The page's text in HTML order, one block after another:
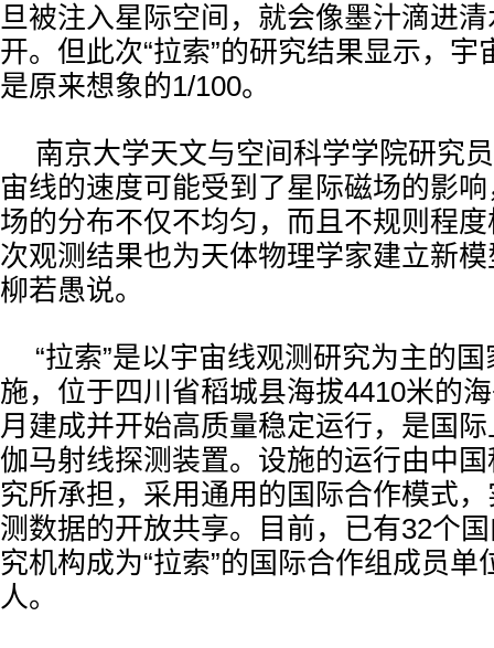
旦被注入星际空间，就会像墨汁滴进
开。但此次“拉索”的研究结果显示，宇
是原来想象的1/100。
南京大学天文与空间科学学院研究
宙线的速度可能受到了星际磁场的影
场的分布不仅不均匀，而且不规则程度
次观测结果也为天体物理学家建立新模
柳若愚说。
“拉索”是以宇宙线观测研究为主的
施，位于四川省稻城县海拔4410米的
月建成并开始高质量稳定运行，是国
伽马射线探测装置。设施的运行由中
究所承担，采用通用的国际合作模式
测数据的开放共享。目前，已有32个
究机构成为“拉索”的国际合作组成员单
人。